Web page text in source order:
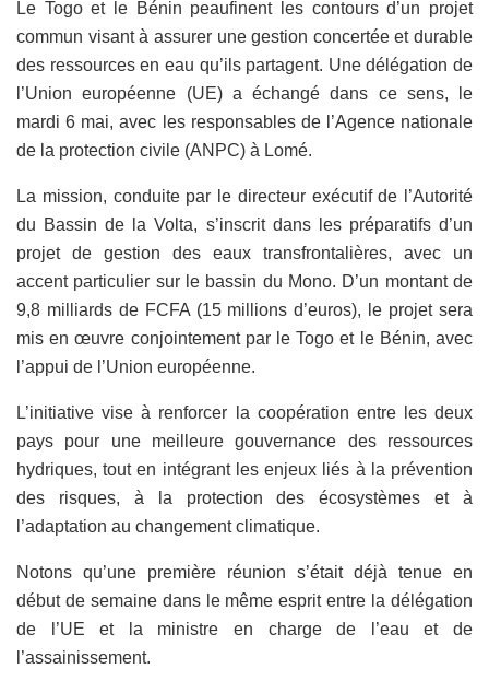
Le Togo et le Bénin peaufinent les contours d’un projet
commun visant à assurer une gestion concertée et durable
des ressources en eau qu’ils partagent. Une délégation de
l’Union européenne (UE) a échangé dans ce sens, le
mardi 6 mai, avec les responsables de l’Agence nationale
de la protection civile (ANPC) à Lomé.
La mission, conduite par le directeur exécutif de l’Autorité
du Bassin de la Volta, s’inscrit dans les préparatifs d’un
projet de gestion des eaux transfrontalières, avec un
accent particulier sur le bassin du Mono. D’un montant de
9,8 milliards de FCFA (15 millions d’euros), le projet sera
mis en œuvre conjointement par le Togo et le Bénin, avec
l’appui de l’Union européenne.
L’initiative vise à renforcer la coopération entre les deux
pays pour une meilleure gouvernance des ressources
hydriques, tout en intégrant les enjeux liés à la prévention
des risques, à la protection des écosystèmes et à
l’adaptation au changement climatique.
Notons qu’une première réunion s’était déjà tenue en
début de semaine dans le même esprit entre la délégation
de l’UE et la ministre en charge de l’eau et de
l’assainissement.